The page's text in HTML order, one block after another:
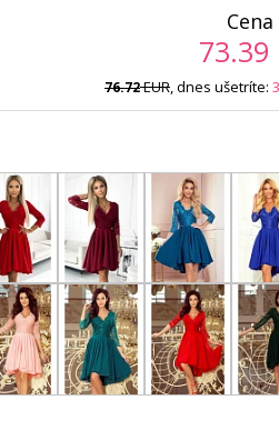
73.39
76.72EUR, dnes ušetríte: